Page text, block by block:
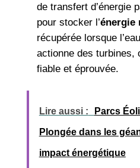
de transfert d’énergie
pour stocker l’énergie
récupérée lorsque
actionne des turbines,
fiable et éprouvée.
Lire aussi : Parcs
Plongée dans les
impact énergétique